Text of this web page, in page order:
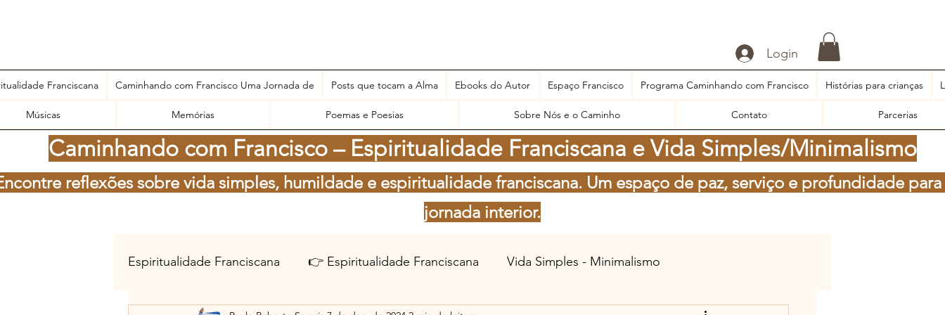
Login
Franciscana Caminhando com Francisco Uma Jornada de Posts que tocam a Alma Ebooks do Autor Espaço Francisco Programa Caminhando com Francisco Histórias para crianças
Músicas Memórias Poemas e Poesias Sobre Nós e o Caminho Contato Parcerias
Caminhando com Francisco – Espiritualidade Franciscana e Vida Simples/Minimalismo
reflexões sobre vida simples, humildade e espiritualidade franciscana. Um espaço de paz, serviço e profundidade para
jornada interior.
Espiritualidade Franciscana 👉 Espiritualidade Franciscana Vida Simples - Minimalismo